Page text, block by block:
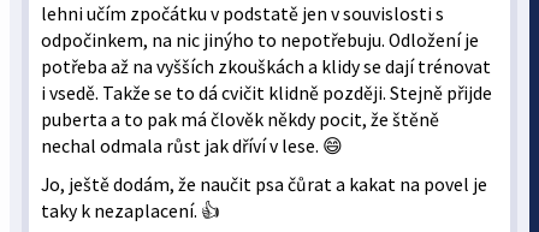
lehni učím zpočátku v podstatě jen v souvislosti s
odpočinkem, na nic jinýho to nepotřebuju. Odložení je
potřeba až na vyšších zkouškách a klidy se dají trénovat
i vsedě. Takže se to dá cvičit klidně později. Stejně přijde
puberta a to pak má člověk někdy pocit, že štěně
nechal odmala růst jak dříví v lese. 😄
Jo, ještě dodám, že naučit psa čůrat a kakat na povel je
taky k nezaplacení. 👍